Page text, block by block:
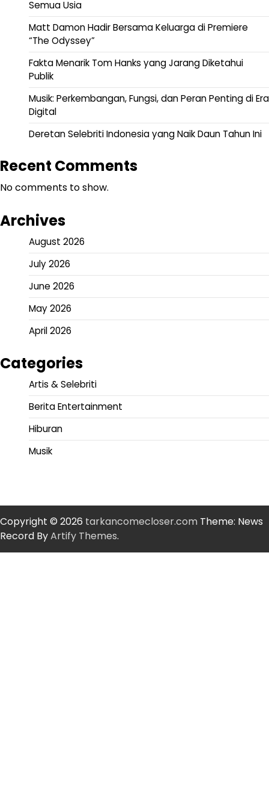
Semua Usia
Matt Damon Hadir Bersama Keluarga di Premiere
“The Odyssey”
Fakta Menarik Tom Hanks yang Jarang Diketahui
Publik
Musik: Perkembangan, Fungsi, dan Peran Penting di Era
Digital
Deretan Selebriti Indonesia yang Naik Daun Tahun Ini
Recent Comments
No comments to show.
Archives
August 2026
July 2026
June 2026
May 2026
April 2026
Categories
Artis & Selebriti
Berita Entertainment
Hiburan
Musik
Copyright © 2026 tarkancomecloser.com Theme: News
Record ByArtify Themes.